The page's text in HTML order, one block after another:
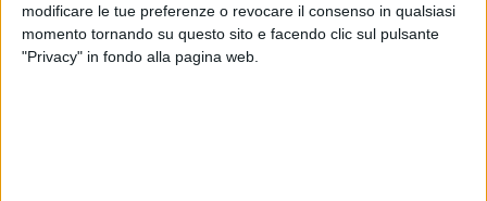
modificare le tue preferenze o revocare il consenso in qualsiasi
momento tornando su questo sito e facendo clic sul pulsante
"Privacy" in fondo alla pagina web.